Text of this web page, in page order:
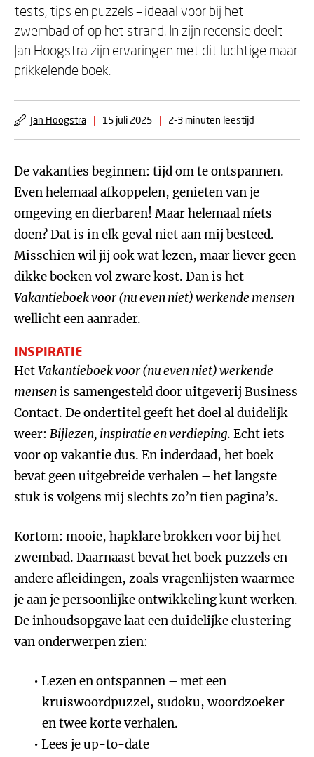
tests, tips en puzzels – ideaal voor bij het
zwembad of op het strand. In zijn recensie deelt
Jan Hoogstra zijn ervaringen met dit luchtige maar
prikkelende boek.
Jan Hoogstra | 15 juli 2025 | 2-3 minuten leestijd
De vakanties beginnen: tijd om te ontspannen.
Even helemaal afkoppelen, genieten van je
omgeving en dierbaren! Maar helemaal níets
doen? Dat is in elk geval niet aan mij besteed.
Misschien wil jij ook wat lezen, maar liever geen
dikke boeken vol zware kost. Dan is het
Vakantieboek voor (nu even niet) werkende mensen
wellicht een aanrader.
INSPIRATIE
HetVakantieboek voor (nu even niet) werkende
mensenis samengesteld door uitgeverij Business
Contact. De ondertitel geeft het doel al duidelijk
weer: Bijlezen, inspiratie en verdieping. Echt iets
voor op vakantie dus. En inderdaad, het boek
bevat geen uitgebreide verhalen – het langste
stuk is volgens mij slechts zo’n tien pagina’s.
Kortom: mooie, hapklare brokken voor bij het
zwembad. Daarnaast bevat het boek puzzels en
andere afleidingen, zoals vragenlijsten waarmee
je aan je persoonlijke ontwikkeling kunt werken.
De inhoudsopgave laat een duidelijke clustering
van onderwerpen zien:
Lezen en ontspannen – met een
kruiswoordpuzzel, sudoku, woordzoeker
en twee korte verhalen.
Lees je up-to-date